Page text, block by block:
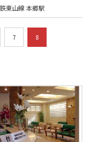
東山線 本郷駅
7 8